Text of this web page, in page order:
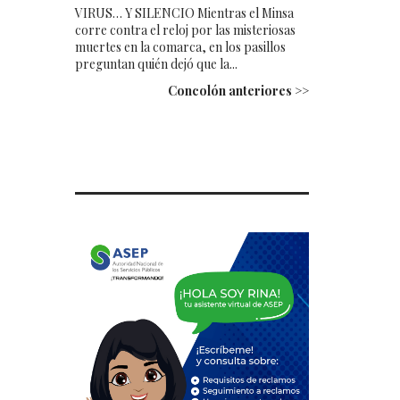
VIRUS… Y SILENCIO Mientras el Minsa
corre contra el reloj por las misteriosas
muertes en la comarca, en los pasillos
preguntan quién dejó que la...
Concolón anteriores >>